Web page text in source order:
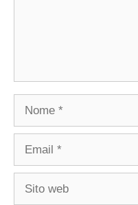
Nome
Email
Sito